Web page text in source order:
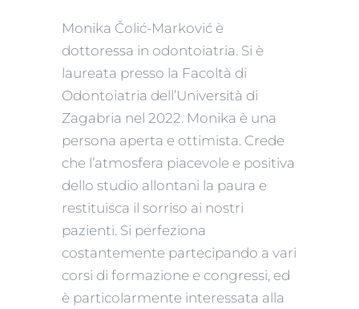
Monika Čolić-Marković è
dottoressa in odontoiatria. Si è
laureata presso la Facoltà di
Odontoiatria dell’Università di
Zagabria nel 2022. Monika è una
persona aperta e ottimista. Crede
che l’atmosfera piacevole e positiva
dello studio allontani la paura e
restituisca il sorriso ai nostri
pazienti. Si perfeziona
costantemente partecipando a vari
corsi di formazione e congressi, ed
è particolarmente interessata alla